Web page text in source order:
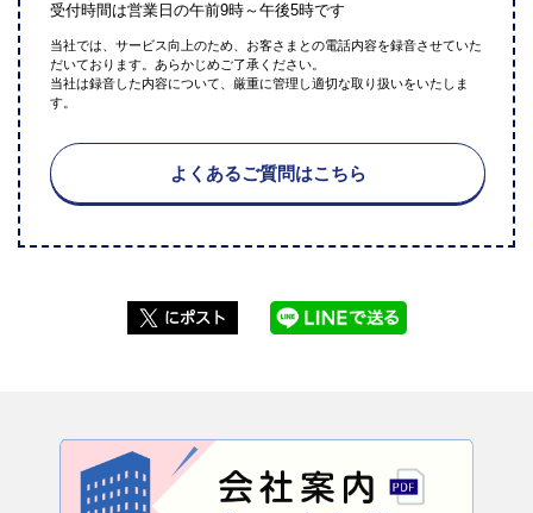
受付時間は営業日の午前9時～午後5時です
当社では、サービス向上のため、お客さまとの電話内容を録音させていた
だいております。あらかじめご了承ください。
当社は録音した内容について、厳重に管理し適切な取り扱いをいたしま
す。
よくあるご質問はこちら